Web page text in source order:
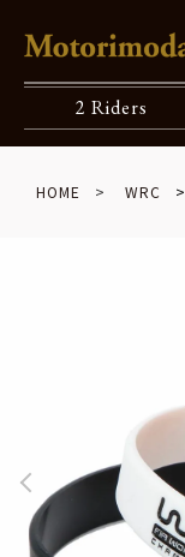
2 Riders
HOME WRC